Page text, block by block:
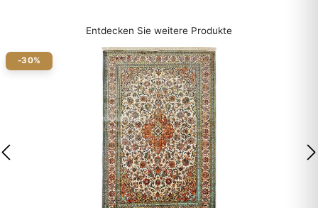
Entdecken Sie weitere Produkte
-30%